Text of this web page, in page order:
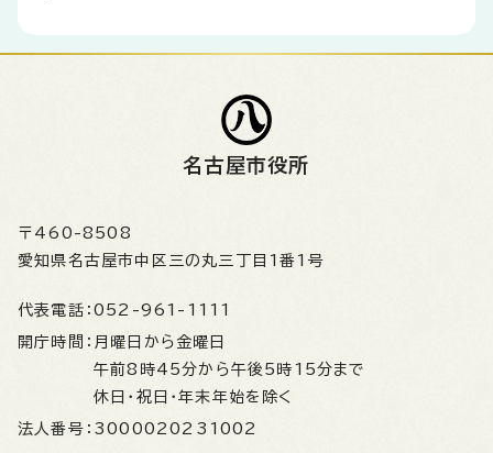
名古屋市役所
〒460-8508
愛知県名古屋市中区三の丸三丁目1番1号
代表電話： 052-961-1111
開庁時間： 月曜日から金曜日
午前8時45分から午後5時15分まで
休日・祝日・年末年始を除く
法人番号： 3000020231002